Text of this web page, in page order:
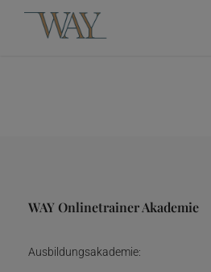
WAY Onlinetrainer Akademie
Ausbildungsakademie: